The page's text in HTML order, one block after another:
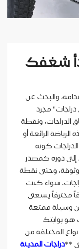
شغفك
والبحث عن
مجرد
الدراجات، ونقطة
الرائعة أو
كونه
إلى دوره كمصدر
وحتى نقطة
سواء كنت
محترفاً يسعى
وسيلة ممتعة
هو بوابتك
المختلفة من
**دراجات المدينة